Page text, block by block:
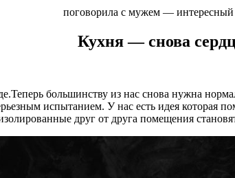
поговорила с мужем — интересный
Кухня — снова
большинству из нас снова нужна
испытанием. У нас есть идея которая
друг от друга помещения